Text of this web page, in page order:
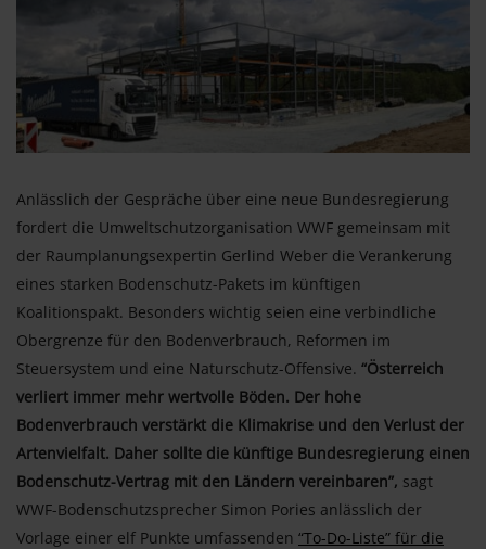
Anlässlich der Gespräche über eine neue Bundesregierung
fordert die Umweltschutzorganisation WWF gemeinsam mit
der Raumplanungsexpertin Gerlind Weber die Verankerung
eines starken Bodenschutz-Pakets im künftigen
Koalitionspakt. Besonders wichtig seien eine verbindliche
Obergrenze für den Bodenverbrauch, Reformen im
Steuersystem und eine Naturschutz-Offensive. “Österreich
verliert immer mehr wertvolle Böden. Der hohe
Bodenverbrauch verstärkt die Klimakrise und den Verlust der
Artenvielfalt. Daher sollte die künftige Bundesregierung einen
Bodenschutz-Vertrag mit den Ländern vereinbaren”, sagt
WWF-Bodenschutzsprecher Simon Pories anlässlich der
Vorlage einer elf Punkte umfassenden “To-Do-Liste” für die